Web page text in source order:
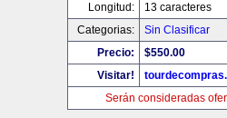
Longitud:
13 caracteres
Categorias:
Sin Clasificar
Precio:
$550.00
Visitar!
Serán consideradas